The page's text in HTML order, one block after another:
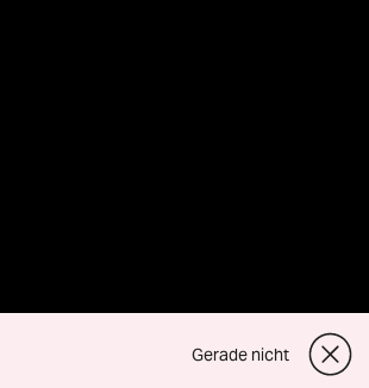
Gerade nicht